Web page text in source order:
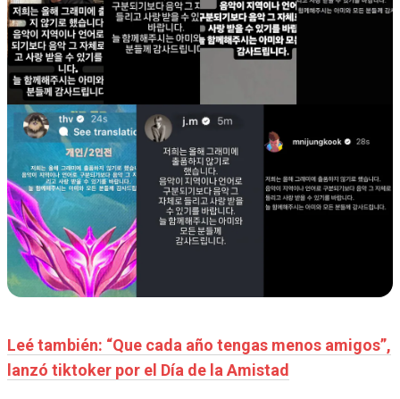
Leé también: “Que cada año tengas menos amigos”,
lanzó tiktoker por el Día de la Amistad